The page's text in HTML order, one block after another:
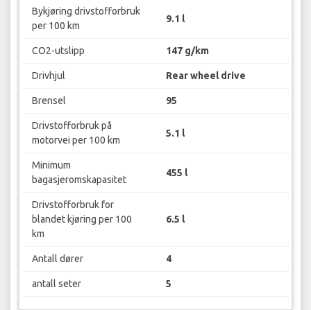
Bykjøring drivstofforbruk
per 100 km
9.1 l
CO2-utslipp 147 g/km
Drivhjul Rear wheel drive
Brensel 95
Drivstofforbruk på
motorvei per 100 km
5.1 l
Minimum
bagasjeromskapasitet
455 l
Drivstofforbruk for
blandet kjøring per 100
km
6.5 l
Antall dører 4
antall seter 5